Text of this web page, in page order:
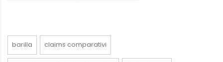
barilla claims comparativi